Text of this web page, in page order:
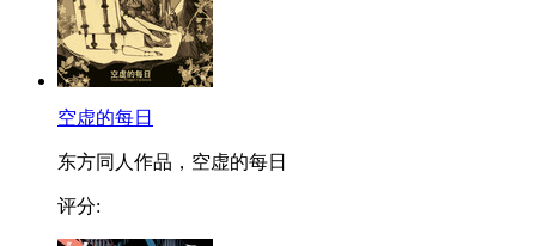
空虚的每日
东方同人作品，空虚的每日
评分: